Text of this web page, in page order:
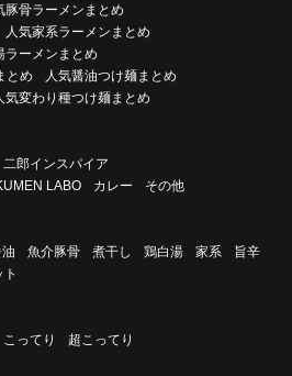
豚骨ラーメンまとめ
人気家系ラーメンまとめ
ラーメンまとめ
とめ
人気醤油つけ麺まとめ
気変わり種つけ麺まとめ
二郎インスパイア
LABO カレー その他
魚介豚骨 煮干し 鶏白湯 家系
旨辛
こってり 超こってり